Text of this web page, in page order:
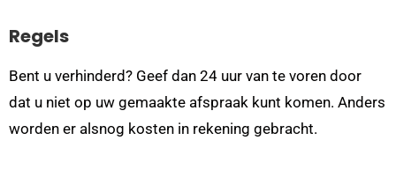
Regels
Bent u verhinderd? Geef dan 24 uur van te voren door
dat u niet op uw gemaakte afspraak kunt komen. Anders
worden er alsnog kosten in rekening gebracht.